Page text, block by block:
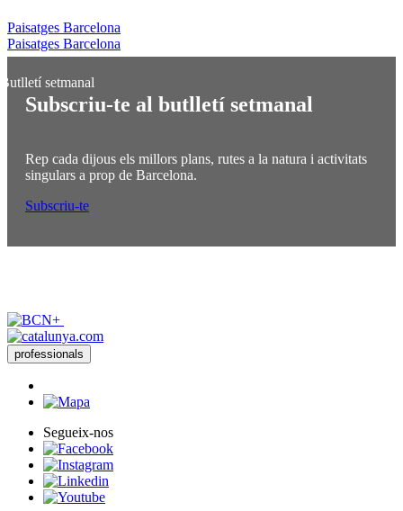
Paisatges Barcelona
Paisatges Barcelona
Subscriu-te al butlletí setmanal
Rep cada dijous els millors plans, rutes a la natura i activitats
singulars a prop de Barcelona.
Subscriu-te
professionals
Segueix-nos